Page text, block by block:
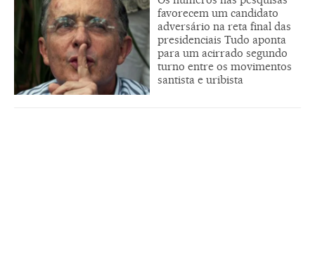
favorecem um candidato
adversário na reta final das
presidenciais Tudo aponta
para um acirrado segundo
turno entre os movimentos
santista e uribista